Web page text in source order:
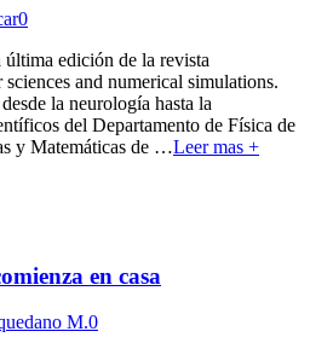
0
edición de la revista
and numerical simulations.
la neurología hasta la
del Departamento de Física de
y Matemáticas de …Leer mas +
en casa
M.0